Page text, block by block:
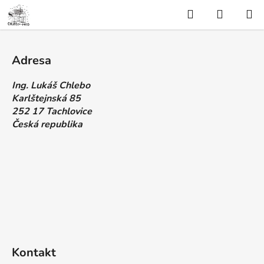
Přejít
na
obsah
Hledat
KOŠÍK
Z
Adresa
Ing. Lukáš Chlebo
Karlštejnská 85
252 17 Tachlovice
Česká republika
Kontakt